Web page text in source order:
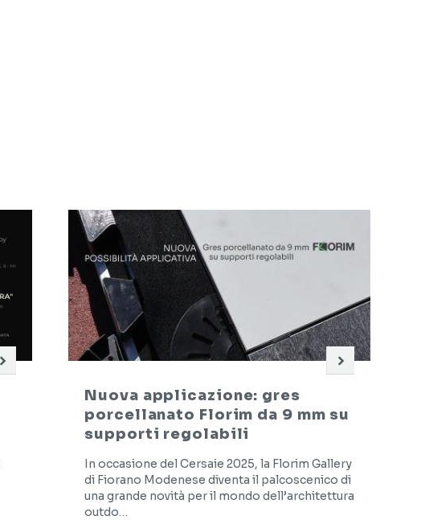
Nuova applicazione: gres
porcellanato Florim da 9 mm su
supporti regolabili
In occasione del Cersaie 2025, la Florim Gallery
di Fiorano Modenese diventa il palcoscenico di
una grande novità per il mondo dell’architettura
outdo…